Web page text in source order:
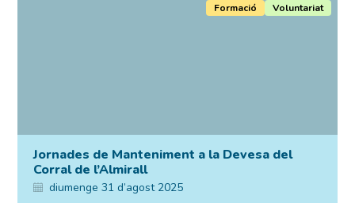
Jornades de Manteniment a la Devesa del
Corral de l’Almirall
diumenge 31 d’agost 2025
Formació Voluntariat